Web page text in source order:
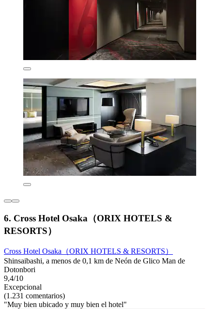
6. Cross Hotel Osaka（ORIX HOTELS &
RESORTS）
Cross Hotel Osaka（ORIX HOTELS & RESORTS）
Shinsaibashi, a menos de 0,1 km de Neón de Glico Man de
Dotonbori
9,4/10
Excepcional
(1.231 comentarios)
"Muy bien ubicado y muy bien el hotel"